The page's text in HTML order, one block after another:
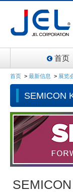
首页
首页 > 最新信息 > 展览
SEMICON